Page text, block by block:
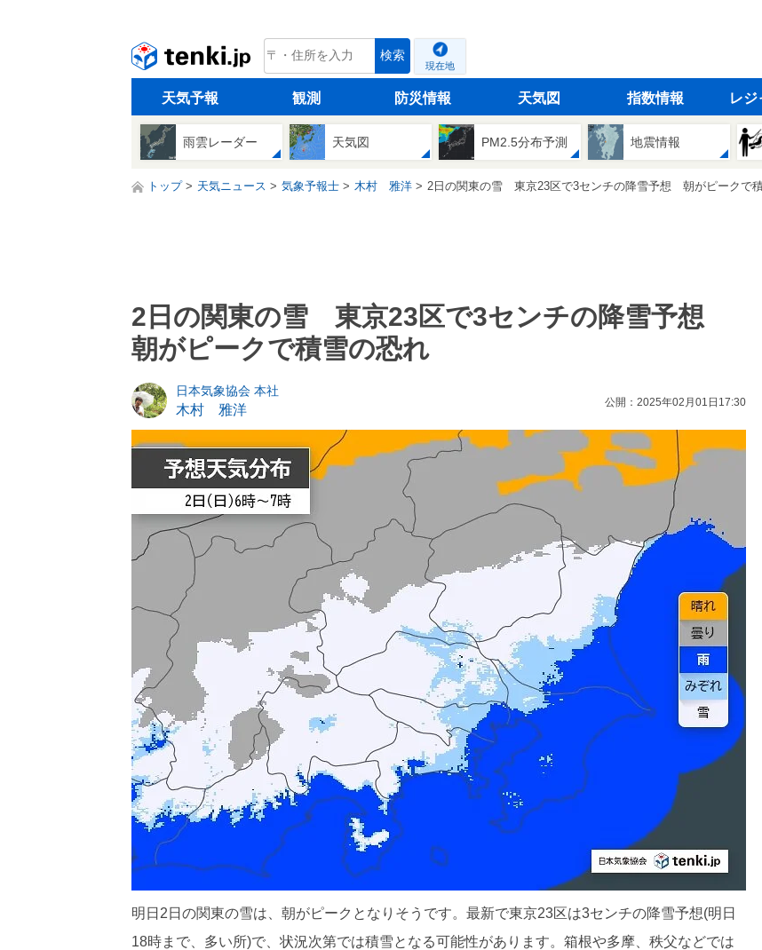
tenki.jp 検索
現在地
天気予報 観測 防災情報 天気図 指数情報 レジ
雨雲レーダー 天気図 PM2.5分布予測 地震情報
トップ 天気ニュース 気象予報士 木村 雅洋 2日の関東の雪 東京23区で3センチの降雪予想 朝がピークで
2日の関東の雪 東京23区で3センチの降雪予想
朝がピークで積雪の恐れ
日本気象協会 本社
木村 雅洋
公開：2025年02月01日17:30
明日2日の関東の雪は、朝がピークとなりそうです。最新で東京23区は3センチの降雪予想(明日
18時まで、多い所)で、状況次第では積雪となる可能性があります。箱根や多摩、秩父などでは